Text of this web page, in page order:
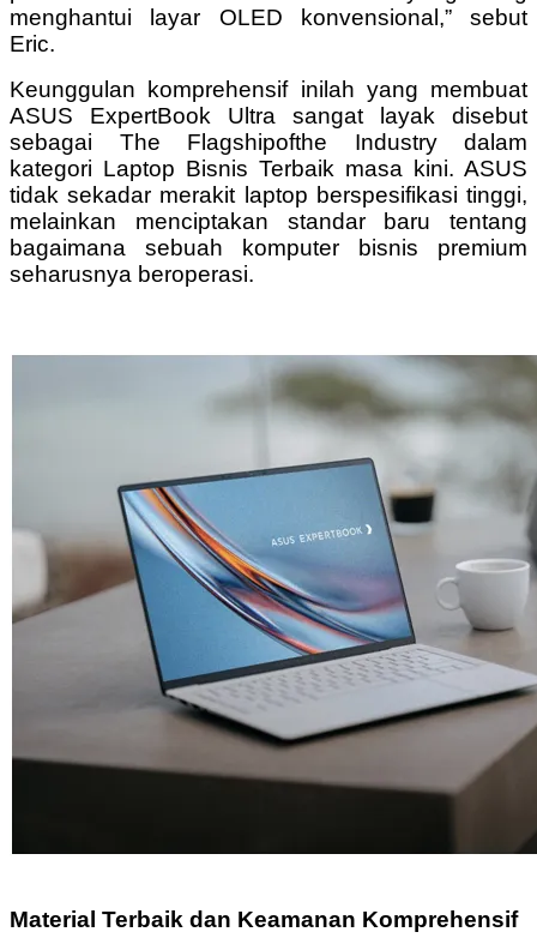
menghantui layar OLED konvensional,” sebut
Eric.
Keunggulan komprehensif inilah yang membuat
ASUS ExpertBook Ultra sangat layak disebut
sebagai The Flagshipofthe Industry dalam
kategori Laptop Bisnis Terbaik masa kini. ASUS
tidak sekadar merakit laptop berspesifikasi tinggi,
melainkan menciptakan standar baru tentang
bagaimana sebuah komputer bisnis premium
seharusnya beroperasi.
Material Terbaik dan Keamanan Komprehensif